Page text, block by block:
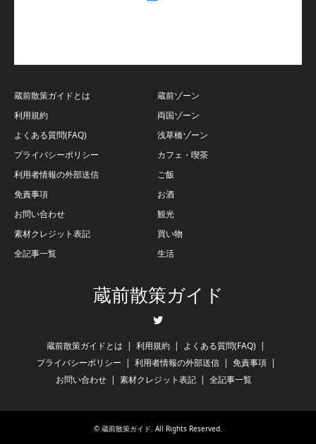
蔵前散策ガイドとは
利用規約
よくある質問(FAQ)
プライバシーポリシー
利用者情報の外部送信
免責事項
お問い合わせ
素材クレジット表記
全記事一覧
蔵前ゾーン
両国ゾーン
浅草橋ゾーン
カフェ・喫茶
ご飯
お酒
観光
買い物
生活
蔵前散策ガイド
蔵前散策ガイドとは 利用規約
よくある質問(FAQ)
プライバシーポリシー
利用者情報の外部送信
免責事項
お問い合わせ
素材クレジット表記 全記事一覧
© 蔵前散策ガイド . All Rights Reserved.